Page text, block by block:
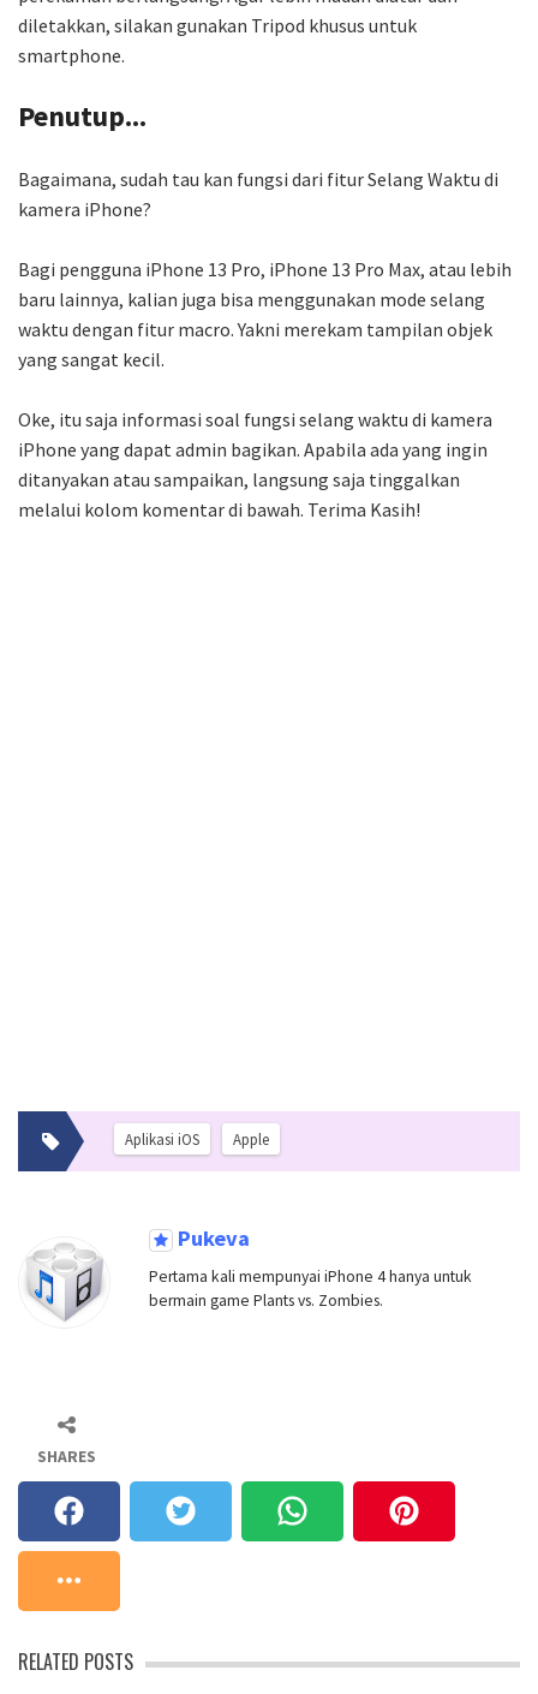
diletakkan, silakan gunakan Tripod khusus untuk
smartphone.
Penutup...
Bagaimana, sudah tau kan fungsi dari fitur Selang Waktu di
kamera iPhone?
Bagi pengguna iPhone 13 Pro, iPhone 13 Pro Max, atau lebih
baru lainnya, kalian juga bisa menggunakan mode selang
waktu dengan fitur macro. Yakni merekam tampilan objek
yang sangat kecil.
Oke, itu saja informasi soal fungsi selang waktu di kamera
iPhone yang dapat admin bagikan. Apabila ada yang ingin
ditanyakan atau sampaikan, langsung saja tinggalkan
melalui kolom komentar di bawah. Terima Kasih!
Aplikasi iOS Apple
Pukeva
Pertama kali mempunyai iPhone 4 hanya untuk
bermain game Plants vs. Zombies.
SHARES
RELATED POSTS